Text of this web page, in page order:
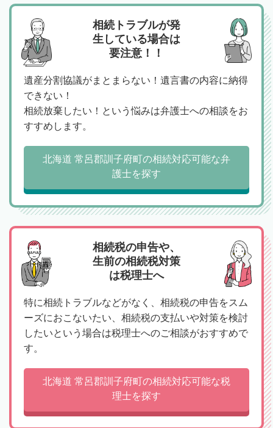
相続トラブルが発
生している場合は
要注意！！
遺産分割協議がまとまらない！遺言書の内容に納得
できない！
相続放棄したい！という悩みは弁護士への相談をお
すすめします。
北海道 常呂郡訓子府町の相続対応可能な弁
護士を探す
相続税の申告や、
生前の相続税対策
は税理士へ
特に相続トラブルなどがなく、相続税の申告をスム
ーズにおこないたい、相続税の支払いや対策を検討
したいという場合は税理士へのご相談がおすすめで
す。
北海道 常呂郡訓子府町の相続対応可能な税
理士を探す